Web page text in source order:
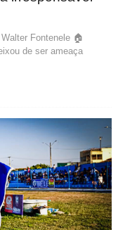
Fontenele 🏠
de ser ameaça